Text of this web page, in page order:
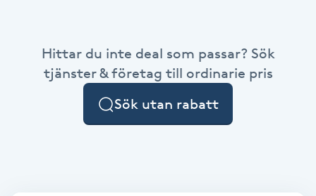
Hittar du inte deal som passar? Sök
tjänster & företag till ordinarie pris
Sök utan rabatt